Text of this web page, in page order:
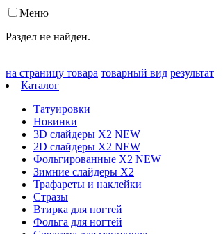
Меню
Раздел не найден.
на страницу товара товарный вид результат
Каталог
Татуировки
Новинки
3D слайдеры X2 NEW
2D слайдеры X2 NEW
Фольгированные X2 NEW
Зимние слайдеры Х2
Трафареты и наклейки
Стразы
Втирка для ногтей
Фольга для ногтей